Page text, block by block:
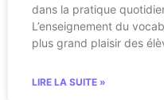
dans la pratique
L’enseignement du
plus grand plaisir des
LIRE LA SUITE »